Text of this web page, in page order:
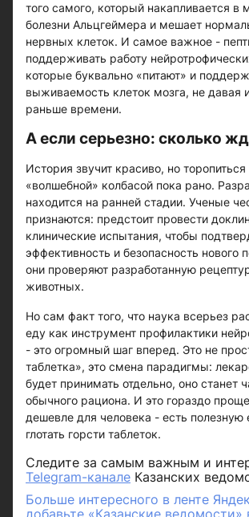
того самого, который накапливается в
болезни Альцгеймера и мешает
нервных клеток. И самое важное -
поддерживать работу
которые буквально «питают» и
выживаемость клеток мозга, не давая
раньше времени.
А если серьезно: сколько
История звучит красиво, но торопиться
«волшебной» колбасой пока рано.
находится на ранней стадии. Ученые
признаются: предстоит провести
клинические испытания, чтобы
эффективность и безопасность нового
они проверяют разработанную
животных.
Но сам факт того, что наука всерьез
еду как инструмент профилактики
- это огромный шаг вперед. Это не
таблетка», это смена парадигмы:
будет принимать отдельно, оно станет
обычного рациона. И это гораздо
дешевле для человека - есть полезную
глотать горсти таблеток.
Следите за самым важным и
Telegram-канале Казанских
Больше интересного в ленте